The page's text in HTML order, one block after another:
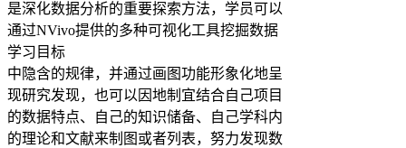
是深化数据分析的重要探索方法，学员可以
通过NVivo提供的多种可视化工具挖掘数据
学习目标
中隐含的规律，并通过画图功能形象化地呈
现研究发现，也可以因地制宜结合自己项目
的数据特点、自己的知识储备、自己学科内
的理论和文献来制图或者列表，努力发现数